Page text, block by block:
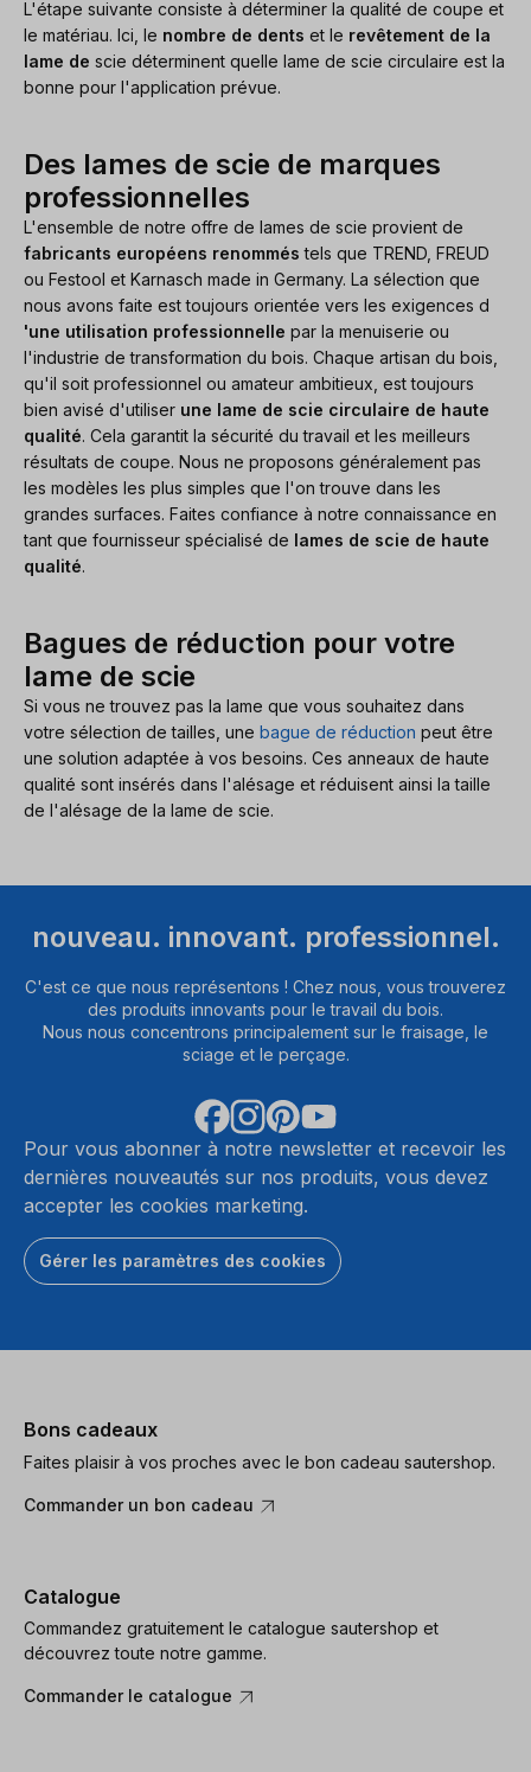
L'étape suivante consiste à déterminer la qualité de coupe et
le matériau. Ici, le nombre de dents et le revêtement de la
lame de scie déterminent quelle lame de scie circulaire est la
bonne pour l'application prévue.
Des lames de scie de marques
professionnelles
L'ensemble de notre offre de lames de scie provient de
fabricants européens renommés tels que TREND, FREUD
ou Festool et Karnasch made in Germany. La sélection que
nous avons faite est toujours orientée vers les exigences d
'une utilisation professionnelle par la menuiserie ou
l'industrie de transformation du bois. Chaque artisan du bois,
qu'il soit professionnel ou amateur ambitieux, est toujours
bien avisé d'utiliser une lame de scie circulaire de haute
qualité. Cela garantit la sécurité du travail et les meilleurs
résultats de coupe. Nous ne proposons généralement pas
les modèles les plus simples que l'on trouve dans les
grandes surfaces. Faites confiance à notre connaissance en
tant que fournisseur spécialisé de lames de scie de haute
qualité.
Bagues de réduction pour votre
lame de scie
Si vous ne trouvez pas la lame que vous souhaitez dans
votre sélection de tailles, une bague de réduction peut être
une solution adaptée à vos besoins. Ces anneaux de haute
qualité sont insérés dans l'alésage et réduisent ainsi la taille
de l'alésage de la lame de scie.
nouveau. innovant. professionnel.
C'est ce que nous représentons ! Chez nous, vous trouverez
des produits innovants pour le travail du bois.
Nous nous concentrons principalement sur le fraisage, le
sciage et le perçage.
Pour vous abonner à notre newsletter et recevoir les
dernières nouveautés sur nos produits, vous devez
accepter les cookies marketing.
Gérer les paramètres des cookies
Bons cadeaux
Faites plaisir à vos proches avec le bon cadeau sautershop.
Commander un bon cadeau
Catalogue
Commandez gratuitement le catalogue sautershop et
découvrez toute notre gamme.
Commander le catalogue